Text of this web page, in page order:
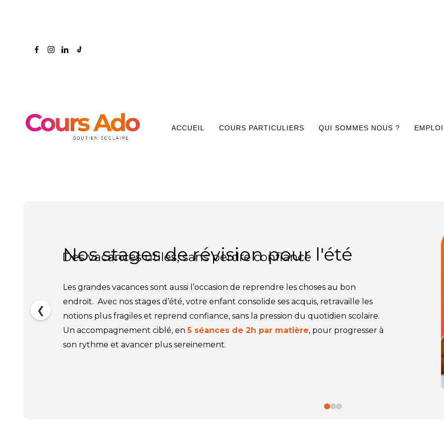
ACCUEIL COURS PARTICULIERS QUI SOMMES NOUS ? EMPLOI
Nos stages de révision pour l'été
Des vacances utiles, sans perdre confiance
Les grandes vacances sont aussi l’occasion de reprendre les choses au bon
endroit. Avec nos stages d’été, votre enfant consolide ses acquis, retravaille les
notions plus fragiles et reprend confiance, sans la pression du quotidien scolaire.
Un accompagnement ciblé, en5 séances de 2h par matière, pour progresser à
son rythme et avancer plus sereinement.
❮